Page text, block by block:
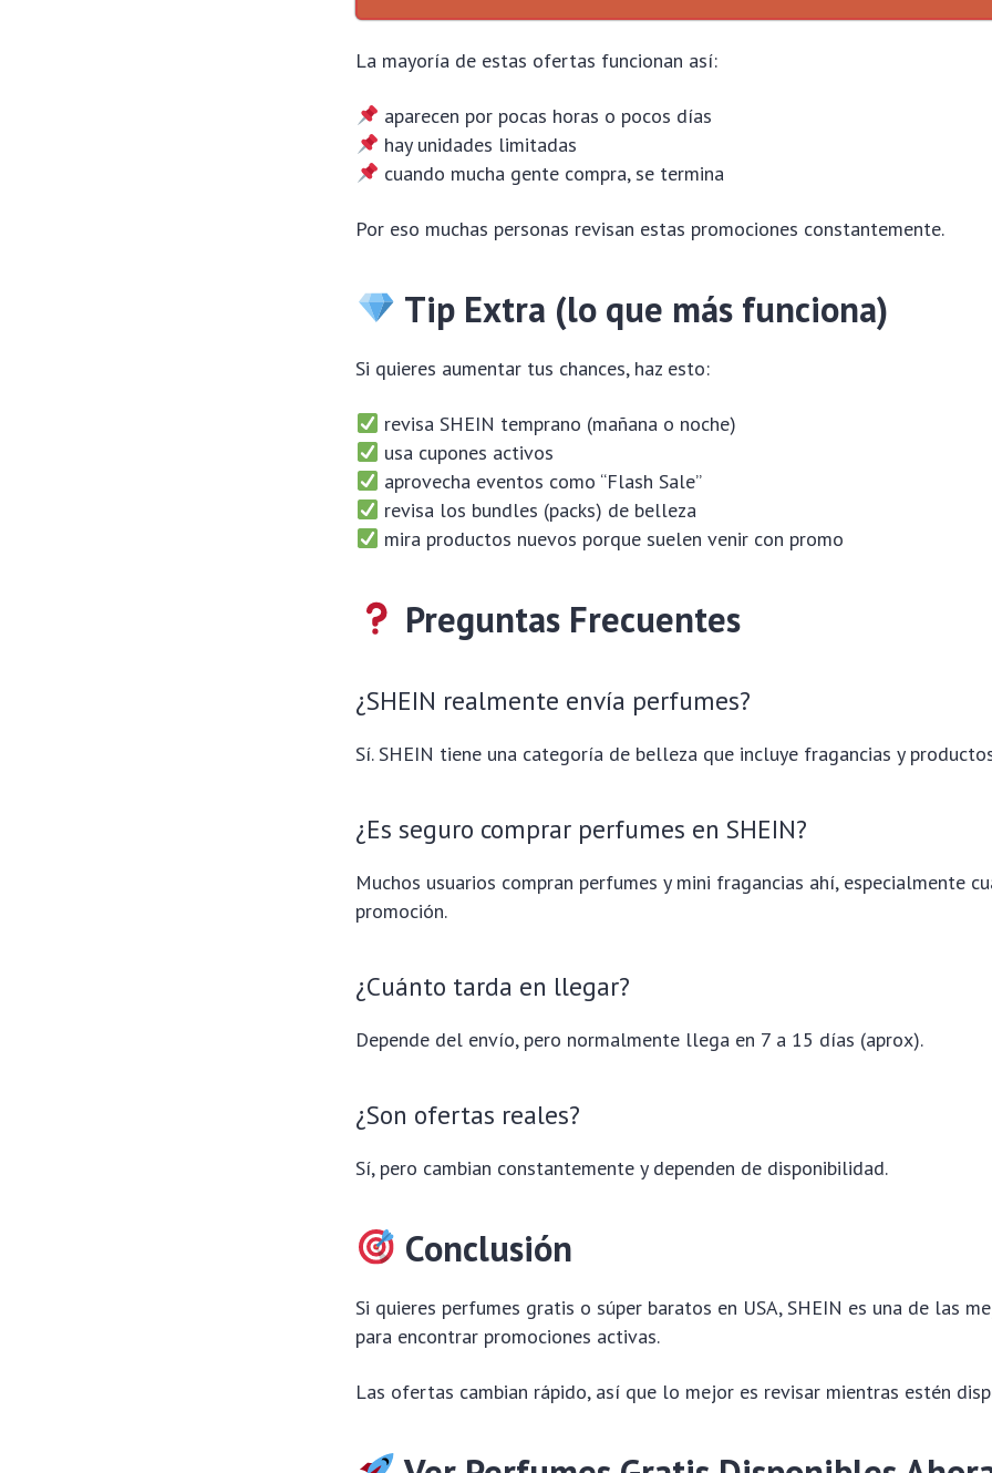
La mayoría de estas ofertas funcionan así:
aparecen por pocas horas o pocos días
hay unidades limitadas
cuando mucha gente compra, se termina
Por eso muchas personas revisan estas promociones constantemente.
Tip Extra (lo que más funciona)
Si quieres aumentar tus chances, haz esto:
revisa SHEIN temprano (mañana o noche)
usa cupones activos
aprovecha eventos como “Flash Sale”
revisa los bundles (packs) de belleza
mira productos nuevos porque suelen venir con promo
Preguntas Frecuentes
¿SHEIN realmente envía perfumes?
Sí. SHEIN tiene una categoría de belleza que incluye fragancias y
¿Es seguro comprar perfumes en SHEIN?
Muchos usuarios compran perfumes y mini fragancias ahí, especialmente
promoción.
¿Cuánto tarda en llegar?
Depende del envío, pero normalmente llega en 7 a 15 días (aprox).
¿Son ofertas reales?
Sí, pero cambian constantemente y dependen de disponibilidad.
Conclusión
Si quieres perfumes gratis o súper baratos en USA, SHEIN es una de las
para encontrar promociones activas.
Las ofertas cambian rápido, así que lo mejor es revisar mientras estén